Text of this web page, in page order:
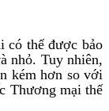
có thể được bảo
nhỏ. Tuy nhiên,
kém hơn so với
Thương mại thế